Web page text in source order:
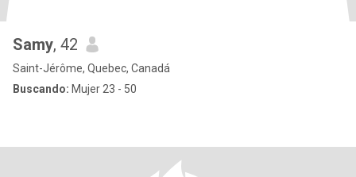
Samy, 42
Saint-Jérôme, Quebec, Canadá
Buscando: Mujer 23 - 50